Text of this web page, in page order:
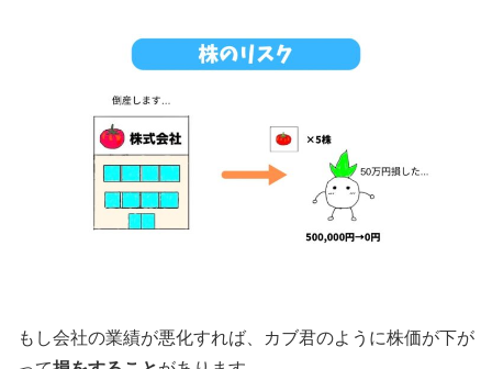
もし会社の業績が悪化すれば、カブ君のように株価が下が